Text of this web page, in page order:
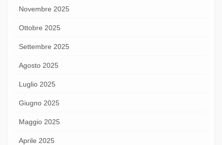
Novembre 2025
Ottobre 2025
Settembre 2025
Agosto 2025
Luglio 2025
Giugno 2025
Maggio 2025
Aprile 2025